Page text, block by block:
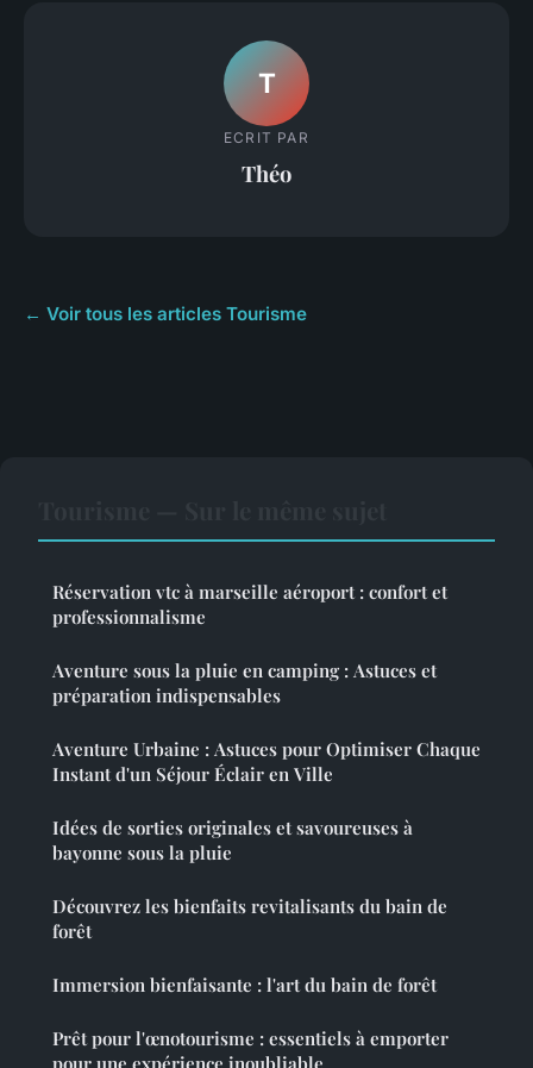
T
ECRIT PAR
Théo
← Voir tous les articles Tourisme
Réservation vtc à marseille aéroport : confort et
professionnalisme
Aventure sous la pluie en camping : Astuces et
préparation indispensables
Aventure Urbaine : Astuces pour Optimiser Chaque
Instant d'un Séjour Éclair en Ville
Idées de sorties originales et savoureuses à
bayonne sous la pluie
Découvrez les bienfaits revitalisants du bain de
forêt
Immersion bienfaisante : l'art du bain de forêt
Prêt pour l'œnotourisme : essentiels à emporter
pour une expérience inoubliable